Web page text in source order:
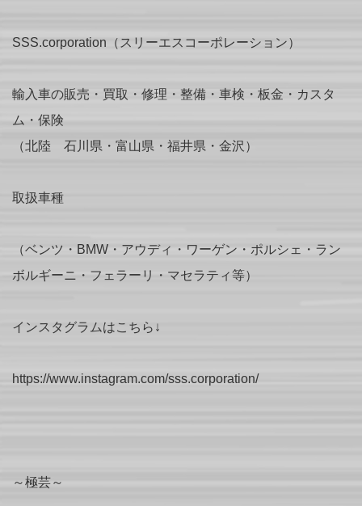
SSS.corporation（スリーエスコーポレーション）
輸入車の販売・買取・修理・整備・車検・板金・カスタ
ム・保険
（北陸 石川県・富山県・福井県・金沢）
取扱車種
（ベンツ・BMW・アウディ・ワーゲン・ポルシェ・ラン
ボルギーニ・フェラーリ・マセラティ等）
インスタグラムはこちら↓
https://www.instagram.com/sss.corporation/
～極芸～